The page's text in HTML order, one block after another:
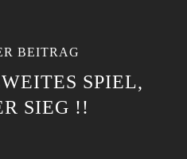
BEITRAG
SPIEL,
SIEG !!